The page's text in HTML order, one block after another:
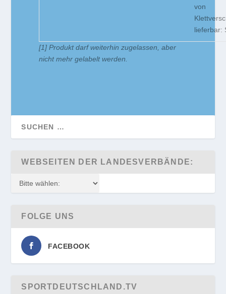
von
lieferbar:
[1] Produkt darf weiterhin zugelassen, aber
nicht mehr gelabelt werden.
WEBSEITEN DER LANDESVERBÄNDE:
FOLGE UNS
FACEBOOK
SPORTDEUTSCHLAND.TV